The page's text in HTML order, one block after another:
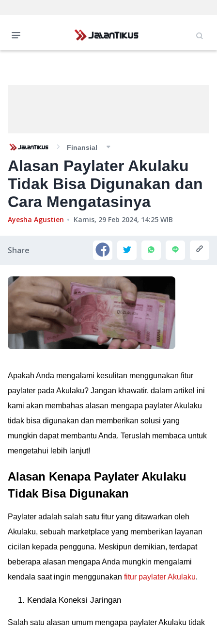
Finansial
Alasan Paylater Akulaku
Tidak Bisa Digunakan dan
Cara Mengatasinya
Ayesha Agustien Kamis, 29 Feb 2024, 14:25 WIB
Share
Apakah Anda mengalami kesulitan menggunakan fitur
paylater pada Akulaku? Jangan khawatir, dalam artikel ini
kami akan membahas alasan mengapa paylater Akulaku
tidak bisa digunakan dan memberikan solusi yang
mungkin dapat membantu Anda. Teruslah membaca untuk
mengetahui lebih lanjut!
Alasan Kenapa Paylater Akulaku
Tidak Bisa Digunakan
Paylater adalah salah satu fitur yang ditawarkan oleh
Akulaku, sebuah marketplace yang memberikan layanan
cicilan kepada pengguna. Meskipun demikian, terdapat
beberapa alasan mengapa Anda mungkin mengalami
kendala saat ingin menggunakan fitur paylater Akulaku.
Kendala Koneksi Jaringan
Salah satu alasan umum mengapa paylater Akulaku tidak